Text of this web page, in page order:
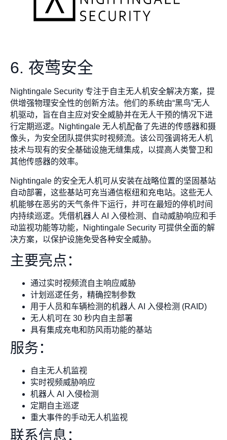
6. 夜莺安全
Nightingale Security 专注于自主无人机安全解决方案，提
供增强物理安全性的创新方法。他们的系统由“黑鸟”无人
机驱动，旨在自主应对安全威胁并在无人干预的情况下进
行定期巡逻。Nightingale 无人机配备了先进的传感器和摄
像头，为安全团队提供实时视频流。该公司强调将无人机
技术与现有的安全基础设施无缝集成，以提高人类警卫和
其他传感器的效率。
Nightingale 的安全无人机可从安装在战略位置的坚固基站
自动部署，这些基站可充当通信枢纽和充电站。这些无人
机能够在恶劣的天气条件下运行，并可在最短的停机时间
内持续巡逻。凭借机器人 AI 入侵检测、自动威胁响应和手
动监视功能等功能，Nightingale Security 可提供全面的解
决方案，以保护设施免受各种安全威胁。
主要亮点：
通过实时视频流自主响应威胁
计划巡逻任务，精确控制参数
用于人员和车辆检测的机器人 AI 入侵检测 (RAID)
无人机可在 30 秒内自主部署
具有集成充电和防风雨功能的基站
服务：
自主无人机监视
实时视频威胁响应
机器人 AI 入侵检测
定期自主巡逻
重大事件的手动无人机监视
联系信息：